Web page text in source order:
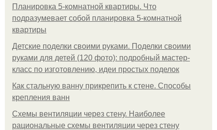
Планировка 5-комнатной квартиры. Что
подразумевает собой планировка 5-комнатной
квартиры
Детские поделки своими руками. Поделки своими
руками для детей (120 фото): подробный мастер-
класс по изготовлению, идеи простых поделок
Как стальную ванну прикрепить к стене. Способы
крепления ванн
Схемы вентиляции через стену. Наиболее
рациональные схемы вентиляции через стену